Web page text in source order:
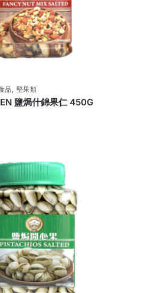
品, 堅果類
鹽焗什錦果仁 450G